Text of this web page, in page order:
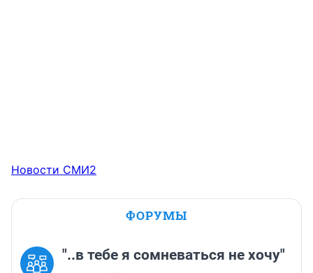
Новости СМИ2
ФОРУМЫ
"..в тебе я сомневаться не хочу"